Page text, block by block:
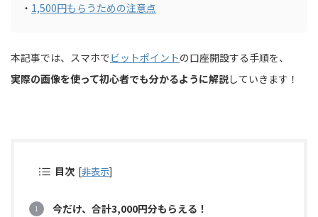
・ 1,500円もらうための注意点
本記事では、スマホでビットポイントの口座開設する手順を、
実際の画像を使って初心者でも分かるように解説していきます！
目次 [非表示]
今だけ、合計3,000円分もらえる！